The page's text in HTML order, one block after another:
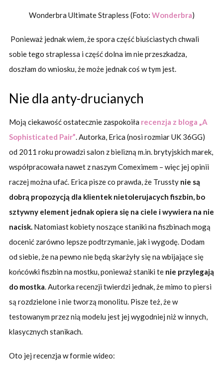
Wonderbra Ultimate Strapless (Foto: Wonderbra)
Ponieważ jednak wiem, że spora część biuściastych chwali
sobie tego straplessa i część dolna im nie przeszkadza,
doszłam do wniosku, że może jednak coś w tym jest.
Nie dla anty-drucianych
Moją ciekawość ostatecznie zaspokoiła recenzja z bloga „A
Sophisticated Pair”. Autorka, Erica (nosi rozmiar UK 36GG)
od 2011 roku prowadzi salon z bielizną m.in. brytyjskich marek,
współpracowała nawet z naszym Comeximem – więc jej opinii
raczej można ufać. Erica pisze co prawda, że Trussty nie są
dobrą propozycją dla klientek nietolerujacych fiszbin, bo
sztywny element jednak opiera się na ciele i wywiera na nie
nacisk.Natomiast kobiety noszące staniki na fiszbinach mogą
docenić zarówno lepsze podtrzymanie, jak i wygodę. Dodam
od siebie, że na pewno nie będą skarżyły się na wbijające się
końcówki fiszbin na mostku, ponieważ staniki te nie przylegają
do mostka. Autorka recenzji twierdzi jednak, że mimo to piersi
są rozdzielone i nie tworzą monolitu. Pisze też, że w
testowanym przez nią modelu jest jej wygodniej niż w innych,
klasycznych stanikach.
Oto jej recenzja w formie wideo: